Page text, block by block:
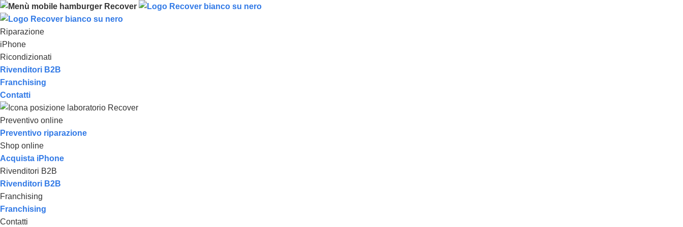
Riparazione
iPhone
Ricondizionati
Rivenditori B2B
Franchising
Contatti
Preventivo online
Preventivo riparazione
Shop online
Acquista iPhone
Rivenditori B2B
Rivenditori B2B
Franchising
Franchising
Contatti